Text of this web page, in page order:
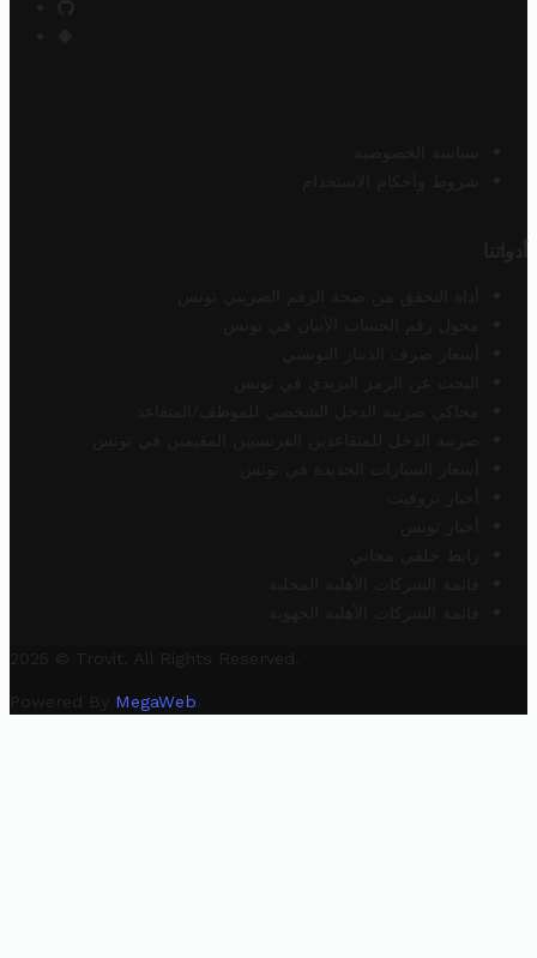
سياسة الخصوصية
شروط وأحكام الاستخدام
أدواتنا
أداة التحقق من صحة الرقم الضريبي تونس
محول رقم الحساب الآيبان في تونس
أسعار صرف الدينار التونسي
البحث عن الرمز البريدي في تونس
محاكي ضريبة الدخل الشخصي للموظف/المتقاعد
ضريبة الدخل للمتقاعدين الفرنسيين المقيمين في تونس
أسعار السيارات الجديدة في تونس
أخبار تروفيت
أخبار تونس
رابط خلفي مجاني
قائمة الشركات الأهلية المحلية
قائمة الشركات الأهلية الجهوية
2025 © Trovit. All Rights Reserved.
Powered By MegaWeb